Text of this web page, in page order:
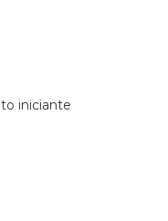
iniciante